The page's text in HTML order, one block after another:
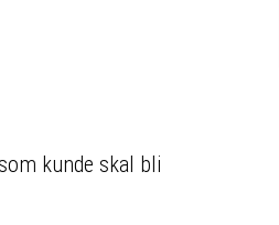
kunde skal bli